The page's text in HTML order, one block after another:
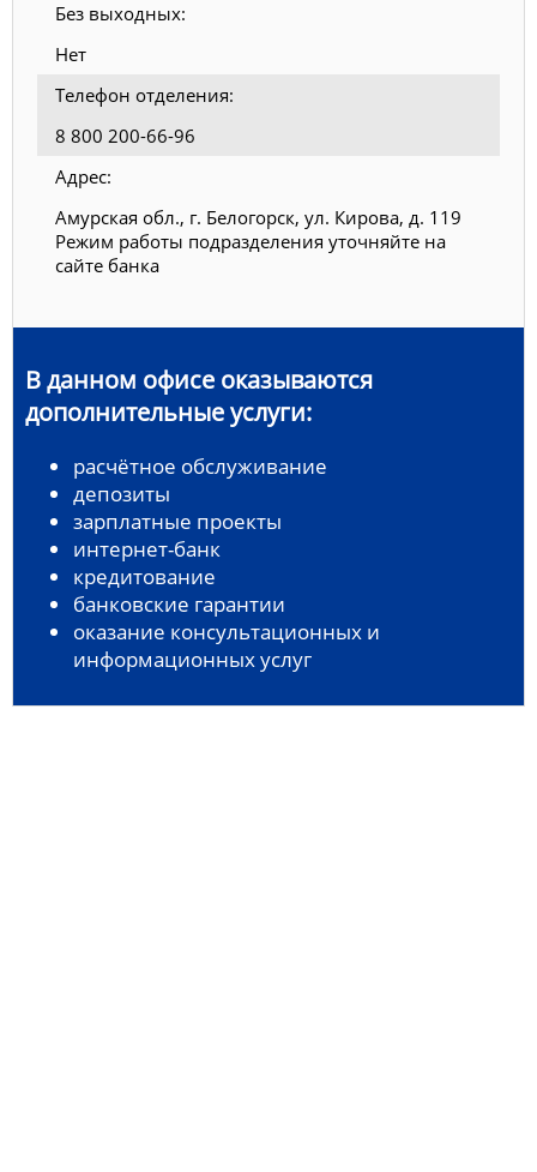
Без выходных:
Нет
Телефон отделения:
8 800 200-66-96
Адрес:
Амурская обл., г. Белогорск, ул. Кирова, д. 119
Режим работы подразделения уточняйте на
сайте банка
В данном офисе оказываются
дополнительные услуги:
расчётное обслуживание
депозиты
зарплатные проекты
интернет-банк
кредитование
банковские гарантии
оказание консультационных и
информационных услуг